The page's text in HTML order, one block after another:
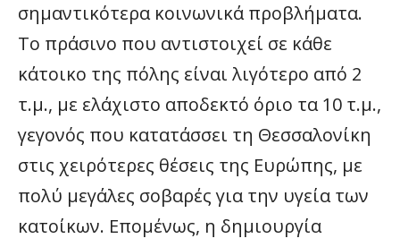
σημαντικότερα κοινωνικά προβλήματα.
Το πράσινο που αντιστοιχεί σε κάθε
κάτοικο της πόλης είναι λιγότερο από 2
τ.μ., με ελάχιστο αποδεκτό όριο τα 10 τ.μ.,
γεγονός που κατατάσσει τη Θεσσαλονίκη
στις χειρότερες θέσεις της Ευρώπης, με
πολύ μεγάλες σοβαρές για την υγεία των
κατοίκων. Επομένως, η δημιουργία